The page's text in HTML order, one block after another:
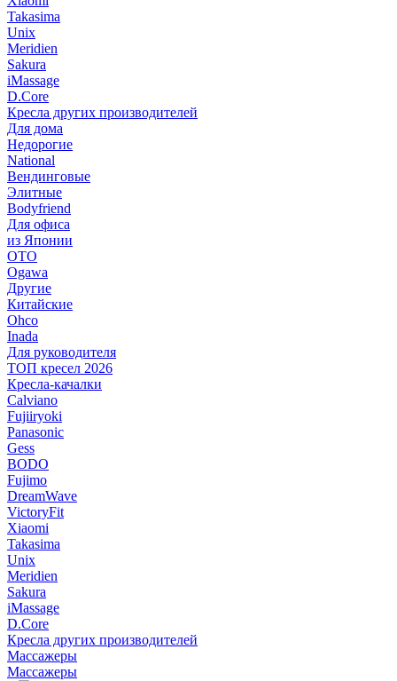
Takasima
Unix
Meridien
Sakura
iMassage
D.Core
Кресла других производителей
Для дома
Недорогие
National
Вендинговые
Элитные
Bodyfriend
Для офиса
из Японии
OTO
Ogawa
Другие
Китайские
Ohco
Inada
Для руководителя
ТОП кресел 2026
Кресла-качалки
Calviano
Fujiiryoki
Panasonic
Gess
BODO
Fujimo
DreamWave
VictoryFit
Xiaomi
Takasima
Unix
Meridien
Sakura
iMassage
D.Core
Кресла других производителей
Массажеры
Массажеры